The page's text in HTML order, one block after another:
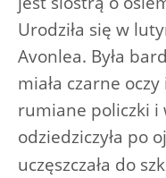
Urodziła się w
Avonlea. Była
miała czarne
rumiane policzki i
odziedziczyła po
uczęszczała do